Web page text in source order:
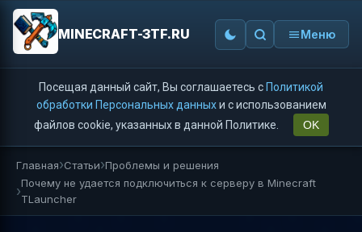
MINECRAFT-3TF.RU Меню
Посещая данный сайт, Вы соглашаетесь с Политикой
обработки Персональных данныхи с использованием
файлов cookie, указанных в данной Политике.
OK
Главная Статьи Проблемы и решения
Почему не удается подключиться к серверу в Minecraft
TLauncher